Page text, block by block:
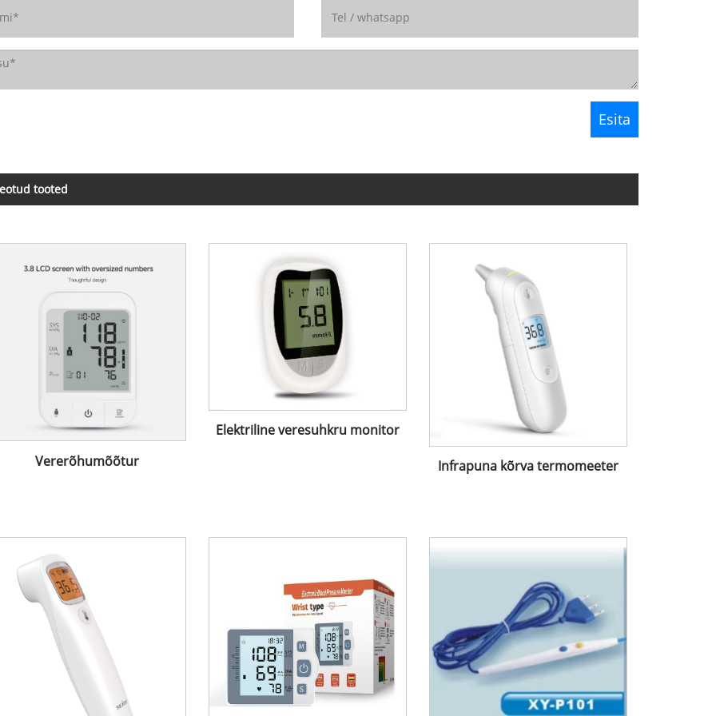
tooted
Vererõhumõõtur
Elektriline veresuhkru monitor
Infrapuna kõrva termomeeter